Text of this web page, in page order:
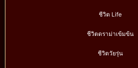
ชีวิต Life
ชีวิตดราม่าเข้มข้น
ชีวิตวัยรุ่น